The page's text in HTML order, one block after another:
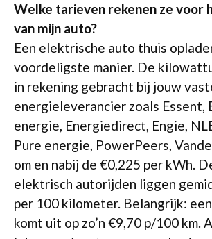
Welke tarieven rekenen ze voor
van mijn auto?
Een elektrische auto thuis
voordeligste manier. De
in rekening gebracht bij jouw
energieleverancier zoals Essent,
energie, Energiedirect, Engie,
Pure energie, PowerPeers,
om en nabij de €0,225 per kWh.
elektrisch autorijden liggen
per 100 kilometer. Belangrijk:
komt uit op zo’n €9,70 p/100 km.